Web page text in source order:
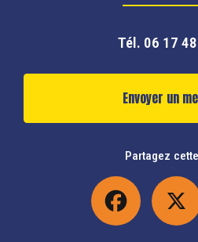
Tél. 06 17
Envoyer un
Partagez
Facebook